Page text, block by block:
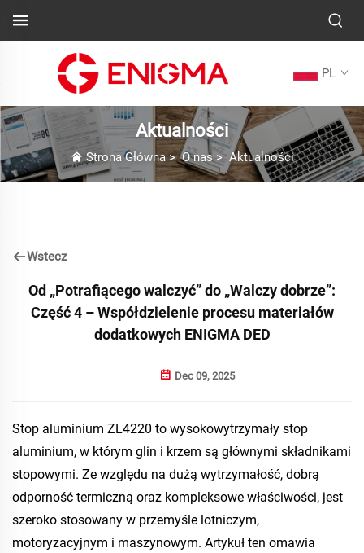
PL
Aktualności
Strona Główna>O nas>Aktualności
Wstecz
Od „Potrafiącego walczyć” do „Walczy dobrze”:
Część 4 – Współdzielenie procesu materiałów
dodatkowych ENIGMA DED
Dec 09, 2025
Stop aluminium ZL4220 to wysokowytrzymały stop
aluminium, w którym glin i krzem są głównymi składnikami
stopowymi. Ze względu na dużą wytrzymałość, dobrą
odporność termiczną oraz kompleksowe właściwości, jest
szeroko stosowany w przemyśle lotniczym,
motoryzacyjnym i maszynowym. Artykuł ten omawia